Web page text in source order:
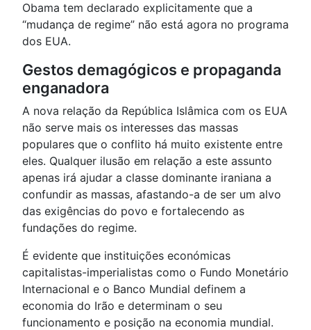
Obama tem declarado explicitamente que a
“mudança de regime” não está agora no programa
dos EUA.
Gestos demagógicos e propaganda
enganadora
A nova relação da República Islâmica com os EUA
não serve mais os interesses das massas
populares que o conflito há muito existente entre
eles. Qualquer ilusão em relação a este assunto
apenas irá ajudar a classe dominante iraniana a
confundir as massas, afastando-a de ser um alvo
das exigências do povo e fortalecendo as
fundações do regime.
É evidente que instituições económicas
capitalistas-imperialistas como o Fundo Monetário
Internacional e o Banco Mundial definem a
economia do Irão e determinam o seu
funcionamento e posição na economia mundial.